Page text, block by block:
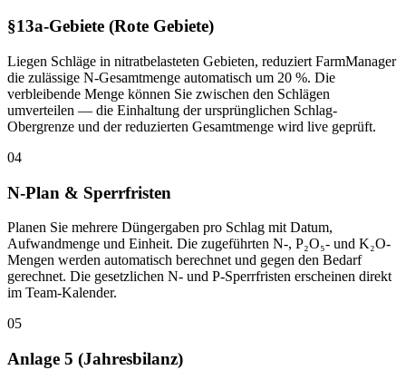
§13a-Gebiete (Rote Gebiete)
Liegen Schläge in nitratbelasteten Gebieten, reduziert FarmManager
die zulässige N-Gesamtmenge automatisch um 20 %. Die
verbleibende Menge können Sie zwischen den Schlägen
umverteilen — die Einhaltung der ursprünglichen Schlag-
Obergrenze und der reduzierten Gesamtmenge wird live geprüft.
04
N-Plan & Sperrfristen
Planen Sie mehrere Düngergaben pro Schlag mit Datum,
Aufwandmenge und Einheit. Die zugeführten N-, P₂O₅- und K₂O-
Mengen werden automatisch berechnet und gegen den Bedarf
gerechnet. Die gesetzlichen N- und P-Sperrfristen erscheinen direkt
im Team-Kalender.
05
Anlage 5 (Jahresbilanz)